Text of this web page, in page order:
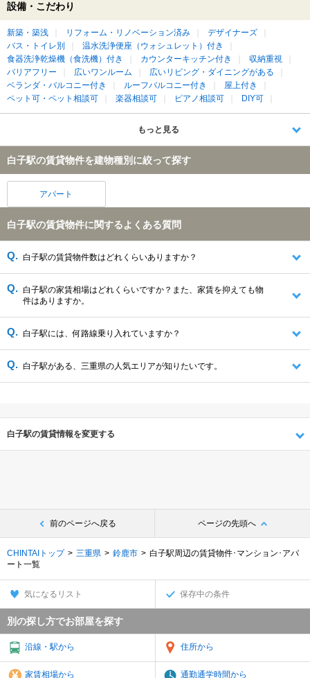
設備・こだわり
新築・築浅 リフォーム・リノベーション済み
デザイナーズ
バス・トイレ別
温水洗浄便座（ウォシュレット）付き
食器洗浄乾燥機（食洗機）付き
カウンターキッチン付き
収納重視
バリアフリー
広いワンルーム
広いリビング・ダイニングがある
ベランダ・バルコニー付き
ルーフバルコニー付き
屋上付き
ペット可・ペット相談可
楽器相談可 ピアノ相談可 DIY可
もっと見る
白子駅の賃貸物件を建物種別に絞って探す
アパート
白子駅の賃貸物件に関するよくある質問
白子駅の賃貸物件数はどれくらいありますか？
白子駅の家賃相場はどれくらいですか？また、家賃を抑えても物
件はありますか。
白子駅には、何路線乗り入れていますか？
白子駅がある、三重県の人気エリアが知りたいです。
白子駅の賃貸情報を変更する
前のページへ戻る ページの先頭へ
CHINTAIトップ 三重県 鈴鹿市
白子駅周辺の賃貸物件･マンション･アパ
ート一覧
気になるリスト 保存中の条件
別の探し方でお部屋を探す
沿線・駅から 住所から
家賃相場から 通勤通学時間から